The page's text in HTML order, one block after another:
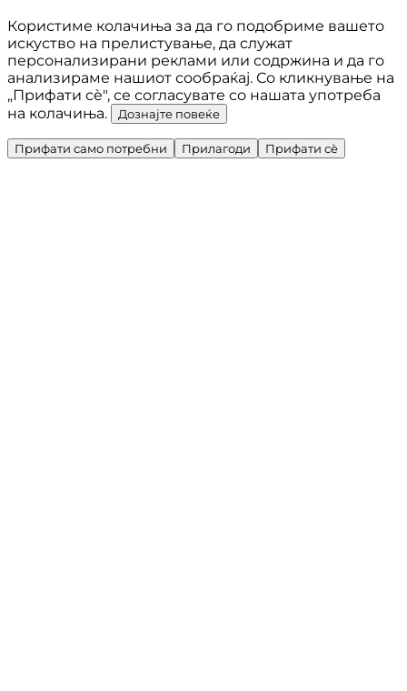
Користиме колачиња за да го подобриме вашето
искуство на прелистување, да служат
персонализирани реклами или содржина и да го
анализираме нашиот сообраќај. Со кликнување на
„Прифати сè", се согласувате со нашата употреба
на колачиња.
Дознајте повеќе
Прифати само потребни Прилагоди Прифати сè